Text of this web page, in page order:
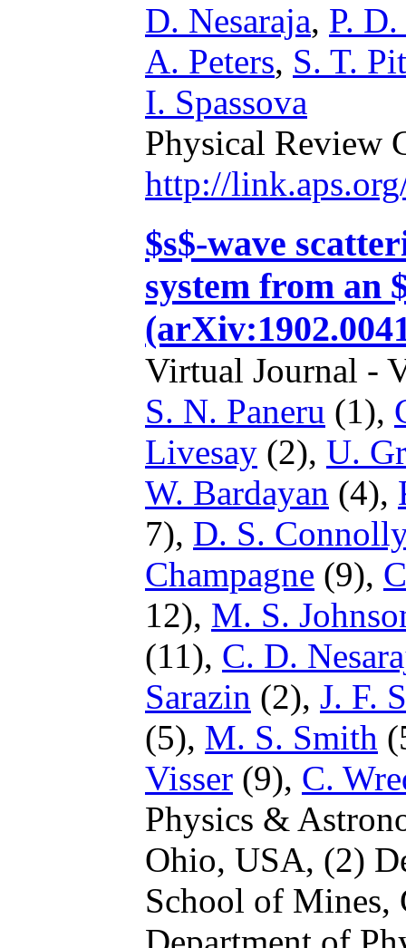
D. Nesaraja, P.
A. Peters, S. T.
I. Spassova
Physical Review
http://
$s$-wave
system from an
Virtual Journal -
S. N. Paneru (1),
Livesay (2), U.
W. Bardayan (4),
7), D. S.
Champagne (9),
12), M. S.
(11), C. D.
Sarazin (2), J. F.
(5), M. S. Smith
Visser (9), C.
Physics &
Ohio, USA, (2)
School of